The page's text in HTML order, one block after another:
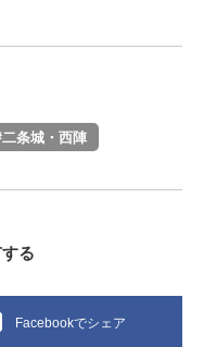
二条城・西陣
る
Facebookでシェア